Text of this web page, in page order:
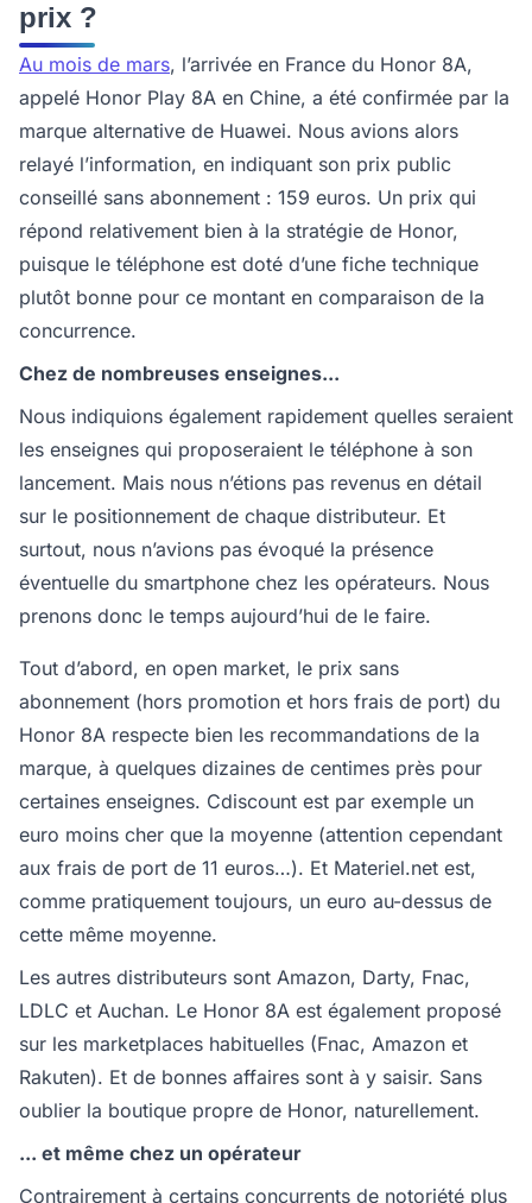
prix ?
Au mois de mars, l’arrivée en France du Honor 8A,
appelé Honor Play 8A en Chine, a été confirmée par la
marque alternative de Huawei. Nous avions alors
relayé l’information, en indiquant son prix public
conseillé sans abonnement : 159 euros. Un prix qui
répond relativement bien à la stratégie de Honor,
puisque le téléphone est doté d’une fiche technique
plutôt bonne pour ce montant en comparaison de la
concurrence.
Chez de nombreuses enseignes...
Nous indiquions également rapidement quelles seraient
les enseignes qui proposeraient le téléphone à son
lancement. Mais nous n’étions pas revenus en détail
sur le positionnement de chaque distributeur. Et
surtout, nous n’avions pas évoqué la présence
éventuelle du smartphone chez les opérateurs. Nous
prenons donc le temps aujourd’hui de le faire.
Tout d’abord, en open market, le prix sans
abonnement (hors promotion et hors frais de port) du
Honor 8A respecte bien les recommandations de la
marque, à quelques dizaines de centimes près pour
certaines enseignes. Cdiscount est par exemple un
euro moins cher que la moyenne (attention cependant
aux frais de port de 11 euros…). Et Materiel.net est,
comme pratiquement toujours, un euro au-dessus de
cette même moyenne.
Les autres distributeurs sont Amazon, Darty, Fnac,
LDLC et Auchan. Le Honor 8A est également proposé
sur les marketplaces habituelles (Fnac, Amazon et
Rakuten). Et de bonnes affaires sont à y saisir. Sans
oublier la boutique propre de Honor, naturellement.
... et même chez un opérateur
Contrairement à certains concurrents de notoriété plus